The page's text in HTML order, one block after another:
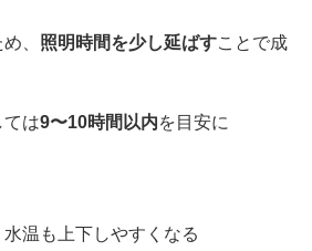
、 照明時間を少し延ばす ことで成
ては9〜10時間以内を目安に
温も上下しやすくなる